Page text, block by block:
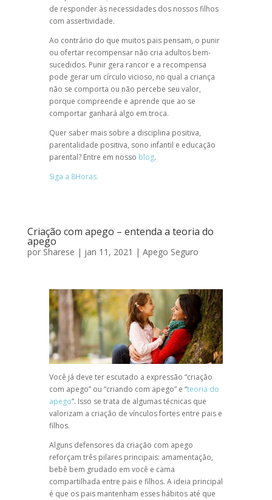
de responder às necessidades dos nossos filhos
com assertividade.
Ao contrário do que muitos pais pensam, o punir
ou ofertar recompensar não cria adultos bem-
sucedidos. Punir gera rancor e a recompensa
pode gerar um círculo vicioso, no qual a criança
não se comporta ou não percebe seu valor,
porque compreende e aprende que ao se
comportar ganhará algo em troca.
Quer saber mais sobre a disciplina positiva,
parentalidade positiva, sono infantil e educação
parental? Entre em nosso blog.
Siga a 8Horas.
Criação com apego – entenda a teoria do
apego
por Sharese | jan 11, 2021 | Apego Seguro
Você já deve ter escutado a expressão “criação
com apego” ou “criando com apego” e “teoria do
apego”. Isso se trata de algumas técnicas que
valorizam a criação de vínculos fortes entre pais e
filhos.
Alguns defensores da criação com apego
reforçam três pilares principais: amamentação,
bebê bem grudado em você e cama
compartilhada entre pais e filhos. A ideia principal
é que os pais mantenham esses hábitos até que